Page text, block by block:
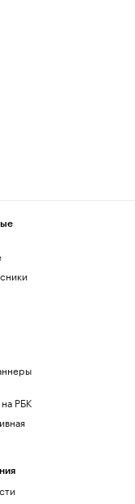
РБК